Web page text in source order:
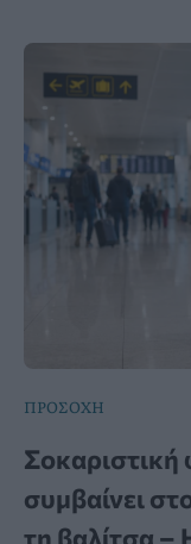
ΠΡΟΣΟΧΗ
Σοκαριστική
συμβαίνει
τη βαλίτσα –